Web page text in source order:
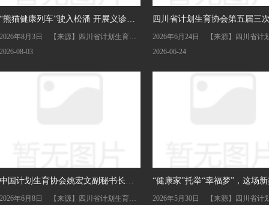
“熊猫健康列车”驶入松潘 开展义诊体
检专题讲座等系列活动
2026年8月3日 【来源】四川省计划生育协
会
2026-08-03
四川省计划生育协会第五届三
会召开
2026年6月24日 【来源】四川省计
会
2026-06-24
中国计划生育协会姚宏文副秘书长一
行来川调研
2026年6月8日 【来源】四川省计划生育协
“健康家”托举“幸福梦”，这场
文化宣传活动“玩”出新意
2026年5月30日 【来源】四川省计